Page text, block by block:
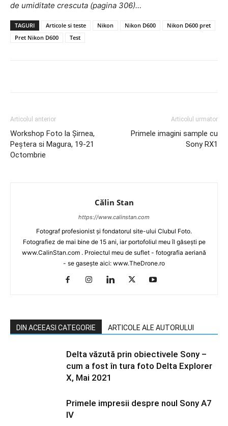
de umiditate crescuta (pagina 306)…
TAGURI Articole si teste Nikon Nikon D600
Nikon D600 pret
Pret Nikon D600
Test
Articolul anterior
Workshop Foto la Șirnea,
Peștera si Magura, 19-21
Octombrie
Articolul urmator
Primele imagini sample cu
Sony RX1
Călin Stan
https://www.calinstan.com
Fotograf profesionist și fondatorul site-ului Clubul Foto.
Fotografiez de mai bine de 15 ani, iar portofoliul meu îl găsești pe
www.CalinStan.com . Proiectul meu de suflet - fotografia aeriană
- se gasește aici: www.TheDrone.ro
DIN ACEEASI CATEGORIE ARTICOLE ALE AUTORULUI
Delta văzută prin obiectivele Sony –
cum a fost în tura foto Delta Explorer
X, Mai 2021
Primele impresii despre noul Sony A7
IV